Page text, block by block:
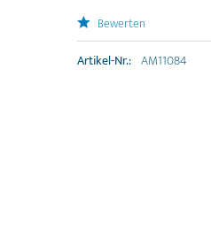
Bewerten
Artikel-Nr.: AM11084